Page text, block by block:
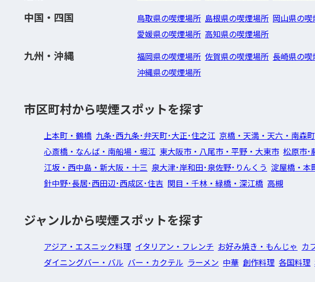
中国・四国 鳥取県の喫煙場所 島根県の喫煙場所 岡山県の
愛媛県の喫煙場所 高知県の喫煙場所
九州・沖縄 福岡県の喫煙場所 佐賀県の喫煙場所 長崎県の
沖縄県の喫煙場所
市区町村から喫煙スポットを探す
上本町・鶴橋 九条･西九条･弁天町･大正･住之江 京橋・天満・天六・南森町
心斎橋・なんば・南船場・堀江 東大阪市・八尾市・平野・大東市 松原市･
江坂・西中島・新大阪・十三 泉大津･岸和田･泉佐野･りんくう 淀屋橋・本
針中野･長居･西田辺･西成区･住吉 関目・千林・緑橋・深江橋 高槻
ジャンルから喫煙スポットを探す
アジア・エスニック料理 イタリアン・フレンチ お好み焼き・もんじゃ カ
ダイニングバー・バル バー・カクテル ラーメン 中華 創作料理 各国料理